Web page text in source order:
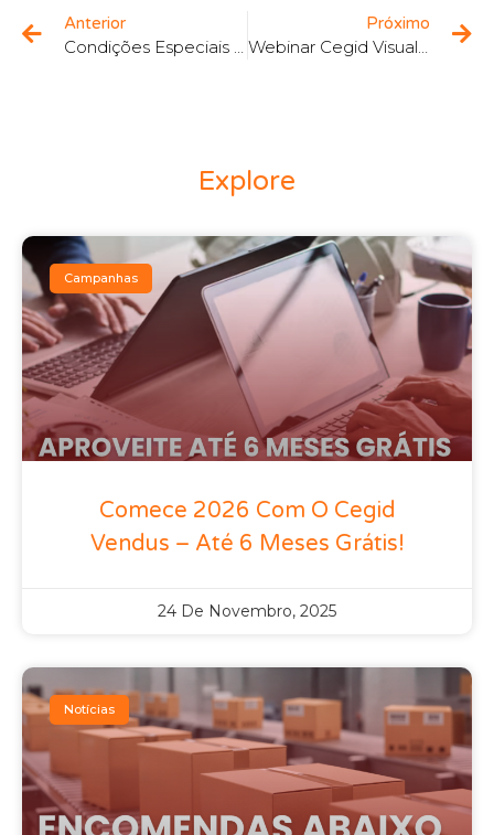
Anterior
Condições Especiais para Cegid ERP Evolution
Próximo
Webinar Cegid Visualtime – Otimização dos RH, Gestão de Tempo Inteligente e Máxima Produtividade
Explore
Campanhas
Comece 2026 Com O Cegid
Vendus – Até 6 Meses Grátis!
24 De Novembro, 2025
Notícias